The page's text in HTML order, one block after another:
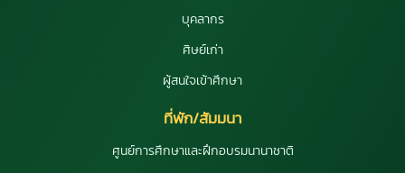
บุคลากร
ศิษย์เก่า
ผู้สนใจเข้าศึกษา
ที่พัก/สัมมนา
ศูนย์การศึกษาและฝึกอบรมนานาชาติ